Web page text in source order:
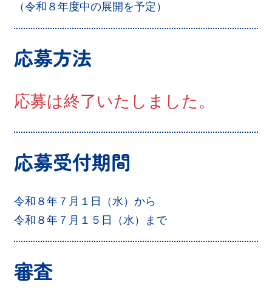
（令和８年度中の展開を予定）
応募方法
応募は終了いたしました。
応募受付期間
令和８年７月１日（水）から
令和８年７月１５日（水）まで
審査